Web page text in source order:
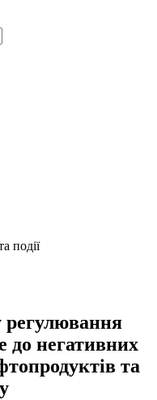
події
регулювання
до негативних
та